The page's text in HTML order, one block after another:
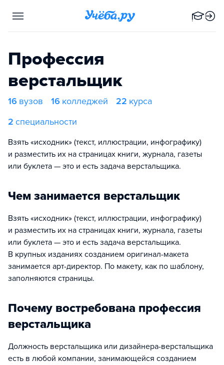
Профессия
верстальщик
16 вузов 16 колледжей 22 курса
2 специальности
Взять «исходник» (текст, иллюстрации, инфографику)
и разместить их на страницах книги, журнала, газеты
или буклета — это и есть задача верстальщика.
Чем занимается верстальщик
Взять «исходник» (текст, иллюстрации, инфографику)
и разместить их на страницах книги, журнала, газеты
или буклета — это и есть задача верстальщика.
В крупных изданиях созданием оригинал-макета
занимается арт-директор. По макету, как по шаблону,
заполняются страницы.
Почему востребована профессия
верстальщика
Должность верстальщика или дизайнера-верстальщика
есть в любой компании, занимающейся созданием